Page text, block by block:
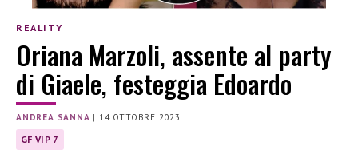
REALITY
Oriana Marzoli, assente al party
di Giaele, festeggia Edoardo
ANDREA SANNA | 14 OTTOBRE 2023
GF VIP 7